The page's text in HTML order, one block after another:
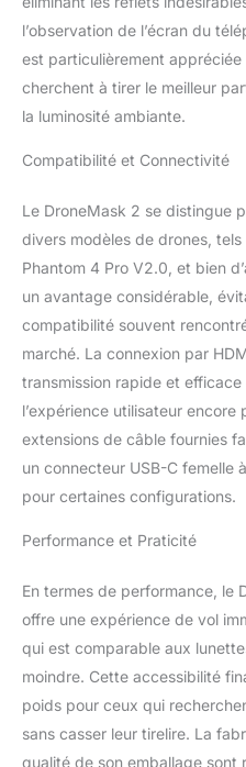
2,
【
l’observation de l’écran du
est particulièrement
cherchent à tirer le meilleur
la luminosité ambiante.
Compatibilité et Connectivité
Le DroneMask 2 se distingue
divers modèles de drones,
Phantom 4 Pro V2.0, et bien
un avantage considérable,
compatibilité souvent
marché. La connexion par
transmission rapide et
l’expérience utilisateur encore
extensions de câble fournies
un connecteur USB-C femelle
pour certaines configurations.
Performance et Praticité
En termes de performance, le
offre une expérience de vol
qui est comparable aux
moindre. Cette accessibilité
poids pour ceux qui
sans casser leur tirelire. La
qualité de son emballage sont